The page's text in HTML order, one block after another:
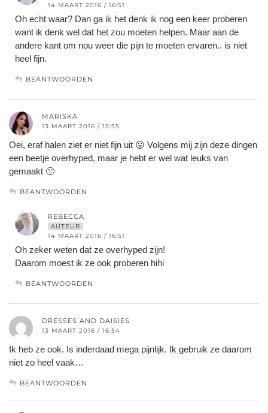
14 MAART 2016 / 16:51
Oh echt waar? Dan ga ik het denk ik nog een keer proberen
want ik denk wel dat het zou moeten helpen. Maar aan de
andere kant om nou weer die pijn te moeten ervaren.. is niet
heel fijn.
BEANTWOORDEN
MARISKA
13 MAART 2016 / 15:35
Oei, eraf halen ziet er niet fijn uit 😛 Volgens mij zijn deze dingen
een beetje overhyped, maar je hebt er wel wat leuks van
gemaakt 🙂
BEANTWOORDEN
REBECCA
AUTEUR
14 MAART 2016 / 16:51
Oh zeker weten dat ze overhyped zijn!
Daarom moest ik ze ook proberen hihi
BEANTWOORDEN
DRESSES AND DAISIES
13 MAART 2016 / 16:54
Ik heb ze ook. Is inderdaad mega pijnlijk. Ik gebruik ze daarom
niet zo heel vaak…
BEANTWOORDEN